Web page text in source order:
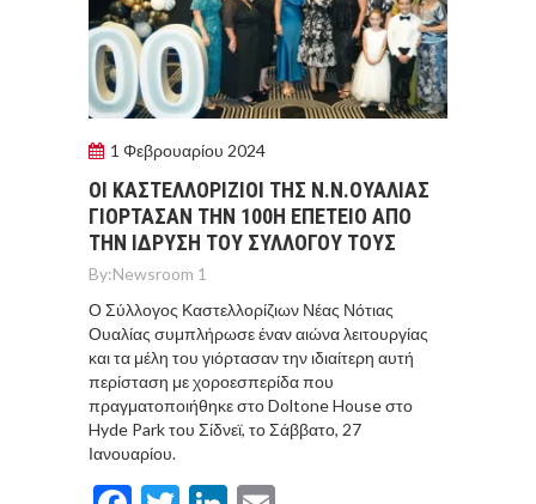
1 Φεβρουαρίου 2024
ΟΙ ΚΑΣΤΕΛΛΟΡΙΖΙΟΙ ΤΗΣ Ν.Ν.ΟΥΑΛΙΑΣ
ΓΙΟΡΤΑΣΑΝ ΤΗΝ 100Η ΕΠΕΤΕΙΟ ΑΠΟ
ΤΗΝ ΙΔΡΥΣΗ ΤΟΥ ΣΥΛΛΟΓΟΥ ΤΟΥΣ
By:Newsroom 1
Ο Σύλλογος Καστελλορίζιων Νέας Νότιας
Ουαλίας συμπλήρωσε έναν αιώνα λειτουργίας
και τα μέλη του γιόρτασαν την ιδιαίτερη αυτή
περίσταση με χοροεσπερίδα που
πραγματοποιήθηκε στο Doltone House στο
Hyde Park του Σίδνεϊ, το Σάββατο, 27
Ιανουαρίου.